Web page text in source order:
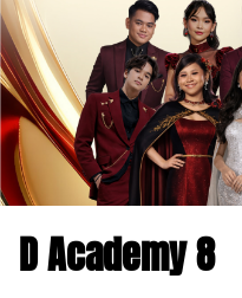
D Academy 8